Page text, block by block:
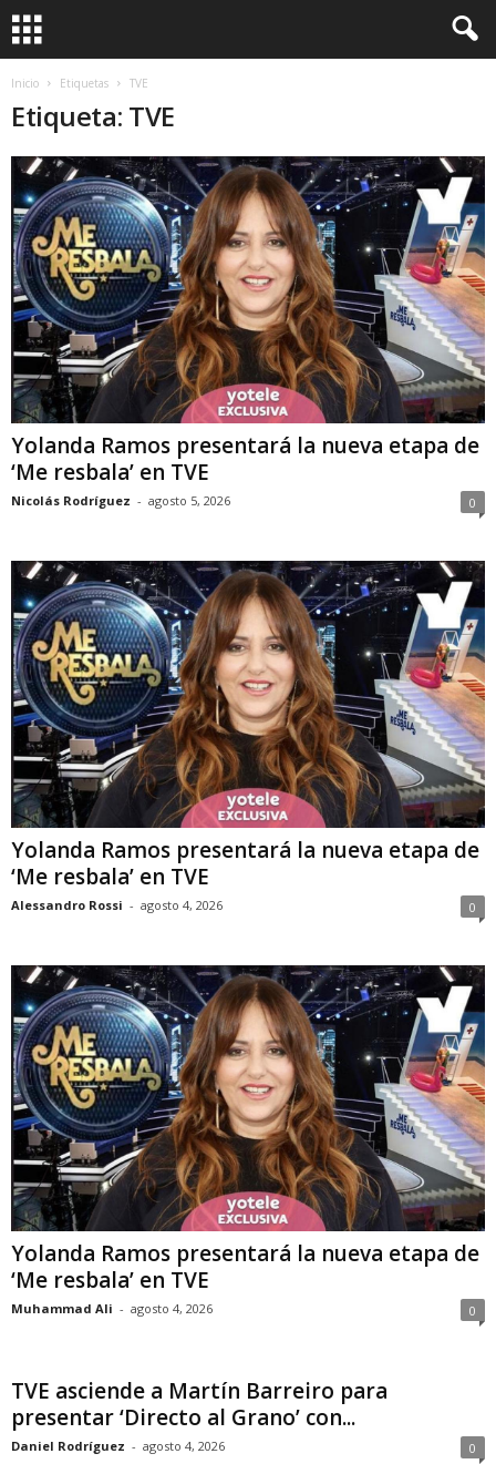
Inicio Etiquetas TVE
Etiqueta: TVE
Yolanda Ramos presentará la nueva etapa de
‘Me resbala’ en TVE
Nicolás Rodríguez - agosto 5, 2026 0
Yolanda Ramos presentará la nueva etapa de
‘Me resbala’ en TVE
Alessandro Rossi - agosto 4, 2026 0
Yolanda Ramos presentará la nueva etapa de
‘Me resbala’ en TVE
Muhammad Ali - agosto 4, 2026 0
TVE asciende a Martín Barreiro para
presentar ‘Directo al Grano’ con...
Daniel Rodríguez - agosto 4, 2026 0